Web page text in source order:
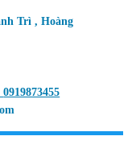
Trì , Hoàng
0919873455